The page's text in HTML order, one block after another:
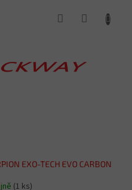
EXO-TECH EVO CARBON
(1 ks)